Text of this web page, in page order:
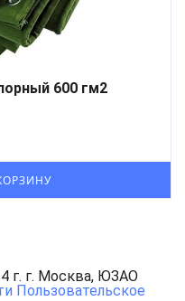
600 гм2
г. г. Москва, ЮЗАО
Пользовательское